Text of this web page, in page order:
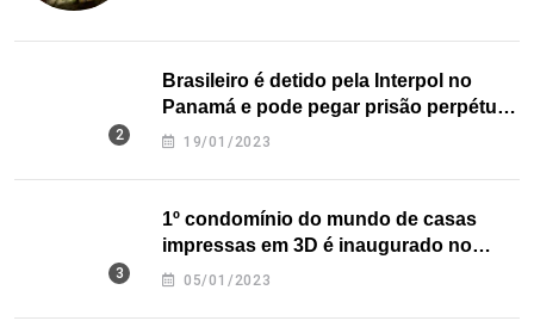
Brasileiro é detido pela Interpol no
Panamá e pode pegar prisão perpétua
nos EUA
19/01/2023
1º condomínio do mundo de casas
impressas em 3D é inaugurado no
Texas
05/01/2023